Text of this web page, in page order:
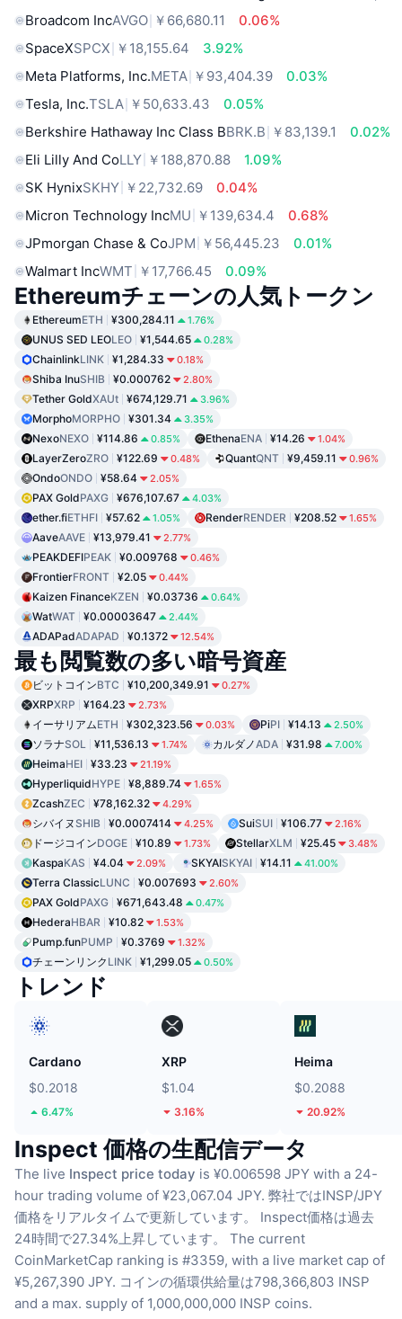
Broadcom IncAVGO ￥66,680.11
0.06%
SpaceXSPCX ￥18,155.64
3.92%
Meta Platforms, Inc.META ￥93,404.39
0.03%
Tesla, Inc.TSLA ￥50,633.43
0.05%
Berkshire Hathaway Inc Class BBRK.B ￥83,139.1
0.02%
Eli Lilly And CoLLY ￥188,870.88
1.09%
SK HynixSKHY ￥22,732.69
0.04%
Micron Technology IncMU ￥139,634.4
0.68%
JPmorgan Chase & CoJPM ￥56,445.23
0.01%
Walmart IncWMT ￥17,766.45 0.09%
Ethereumチェーンの人気トークン
EthereumETH ¥300,284.11 1.76%
UNUS SED LEOLEO ¥1,544.65 0.28%
ChainlinkLINK ¥1,284.33 0.18%
Shiba InuSHIB ¥0.000762 2.80%
Tether GoldXAUt ¥674,129.71 3.96%
MorphoMORPHO ¥301.34 3.35%
NexoNEXO ¥114.86 0.85% EthenaENA ¥14.26 1.04%
LayerZeroZRO ¥122.69 0.48% QuantQNT ¥9,459.11 0.96%
OndoONDO ¥58.64 2.05%
PAX GoldPAXG ¥676,107.67 4.03%
ether.fiETHFI ¥57.62 1.05% RenderRENDER ¥208.52 1.65%
AaveAAVE ¥13,979.41 2.77%
PEAKDEFIPEAK ¥0.009768 0.46%
FrontierFRONT ¥2.05 0.44%
Kaizen FinanceKZEN ¥0.03736 0.64%
WatWAT ¥0.00003647 2.44%
ADAPadADAPAD ¥0.1372 12.54%
最も閲覧数の多い暗号資産
ビットコインBTC ¥10,200,349.91 0.27%
XRPXRP ¥164.23 2.73%
イーサリアムETH ¥302,323.56 0.03% PiPI ¥14.13 2.50%
ソラナSOL ¥11,536.13 1.74% カルダノADA ¥31.98 7.00%
HeimaHEI ¥33.23 21.19%
HyperliquidHYPE ¥8,889.74 1.65%
ZcashZEC ¥78,162.32 4.29%
シバイヌ SHIB ¥0.0007414 4.25% SuiSUI ¥106.77 2.16%
ドージコインDOGE ¥10.89 1.73% StellarXLM ¥25.45 3.48%
KaspaKAS ¥4.04 2.09% SKYAISKYAI ¥14.11 41.00%
Terra ClassicLUNC ¥0.007693 2.60%
PAX GoldPAXG ¥671,643.48 0.47%
HederaHBAR ¥10.82 1.53%
Pump.funPUMP ¥0.3769 1.32%
チェーンリンク LINK ¥1,299.05 0.50%
トレンド
Cardano
$0.2018
6.47%
XRP
$1.04
3.16%
Heima
$0.2088
20.92%
Inspect 価格の生配信データ
The live Inspect price today is ¥0.006598 JPY with a 24-
hour trading volume of ¥23,067.04 JPY. 弊社ではINSP/JPY
価格をリアルタイムで更新しています。
Inspect価格は過去
24時間で27.34%上昇しています。
The current
CoinMarketCap ranking is #3359, with a live market cap of
¥5,267,390 JPY. コインの循環供給量は798,366,803 INSP
and a max. supply of 1,000,000,000 INSP coins.